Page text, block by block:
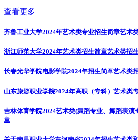
查看更多
齐鲁工业大学2024年艺术类专业招生简章艺术
浙江师范大学2024年艺术类招生简章艺术类招
长春光华学院电影学院2024年招生简章艺术类
山东旅游职业学院2024年高职（专科）艺术类
吉林体育学院2024艺术类(舞蹈专业、舞蹈表演
章